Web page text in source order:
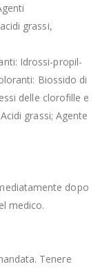
grassi,
Idrossi-propil-
Biossido di
delle clorofille e
grassi; Agente
dopo
medico.
Tenere